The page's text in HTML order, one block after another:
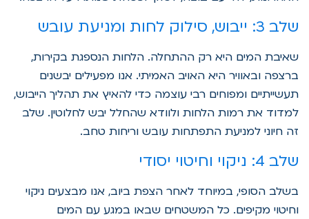
שלב 3: ייבוש, סילוק לחות ומניעת עובש
שאיבת המים היא רק ההתחלה. הלחות הנספגת בקירות,
ברצפה ובאוויר היא האויב האמיתי. אנו מפעילים יבשנים
תעשייתיים ומפוחים רבי עוצמה כדי להאיץ את תהליך הייבוש,
למדוד את רמות הלחות ולוודא שהחלל יבש לחלוטין. שלב
זה חיוני למניעת התפתחות עובש וריחות טחב.
שלב 4: ניקוי וחיטוי יסודי
בשלב הסופי, במיוחד לאחר הצפת ביוב, אנו מבצעים ניקוי
וחיטוי מקיפים. כל המשטחים שבאו במגע עם המים